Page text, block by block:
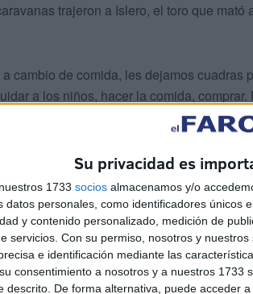
Su privacidad es
1733 socios almacenamos y/o
datos personales, como identificadores únicos
y contenido personalizado, medición de
servicios. Con su permiso, nosotros y
e identificación mediante las
consentimiento a nosotros y a nuestros 1733
descrito. De forma alternativa, puede acceder
trajeron a Islero, el toro que mató
cambio de comida, les dejamos cuadras
a los niños, hacer la comida, comprar.
televisión.